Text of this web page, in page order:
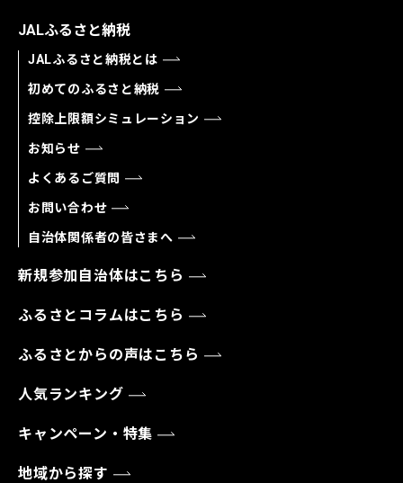
JALふるさと納税
JALふるさと納税とは
初めてのふるさと納税
控除上限額シミュレーション
お知らせ
よくあるご質問
お問い合わせ
自治体関係者の皆さまへ
新規参加自治体はこちら
ふるさとコラムはこちら
ふるさとからの声はこちら
人気ランキング
キャンペーン・特集
地域から探す